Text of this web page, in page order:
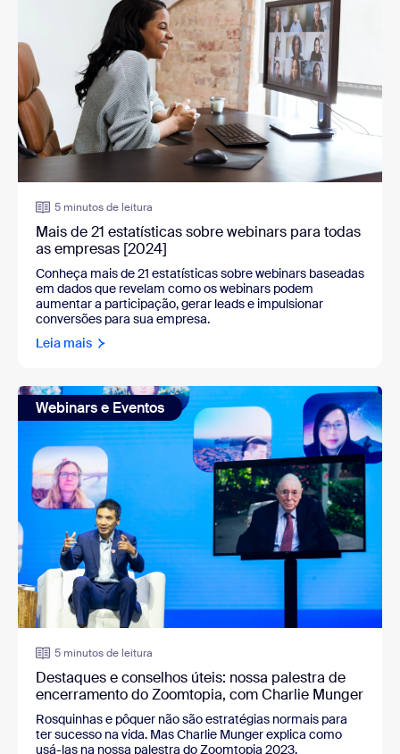
5 minutos de leitura
Mais de 21 estatísticas sobre webinars para todas
as empresas [2024]
Conheça mais de 21 estatísticas sobre webinars baseadas
em dados que revelam como os webinars podem
aumentar a participação, gerar leads e impulsionar
conversões para sua empresa.
Leia mais
Webinars e Eventos
5 minutos de leitura
Destaques e conselhos úteis: nossa palestra de
encerramento do Zoomtopia, com Charlie Munger
Rosquinhas e pôquer não são estratégias normais para
ter sucesso na vida. Mas Charlie Munger explica como
usá-las na nossa palestra do Zoomtopia 2023.